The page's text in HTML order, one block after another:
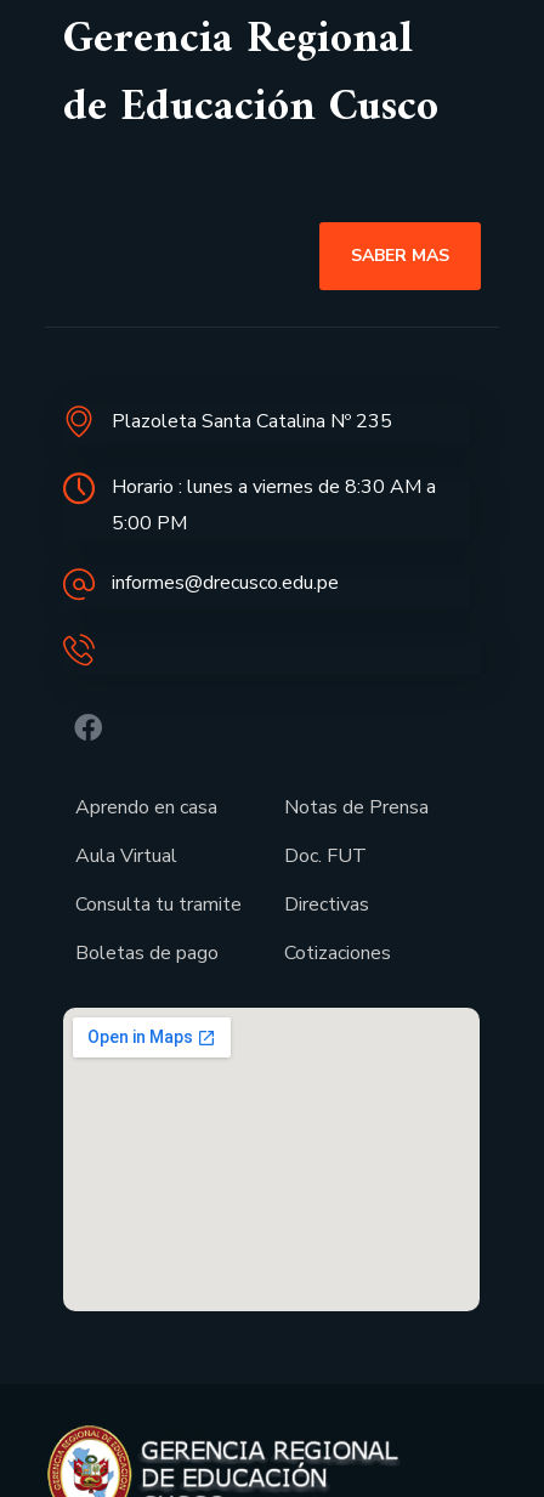
Gerencia Regional
de Educación Cusco
SABER MAS
Plazoleta Santa Catalina Nº 235
Horario : lunes a viernes de 8:30 AM a
5:00 PM
informes@drecusco.edu.pe
Aprendo en casa
Aula Virtual
Consulta tu tramite
Boletas de pago
Notas de Prensa
Doc. FUT
Directivas
Cotizaciones